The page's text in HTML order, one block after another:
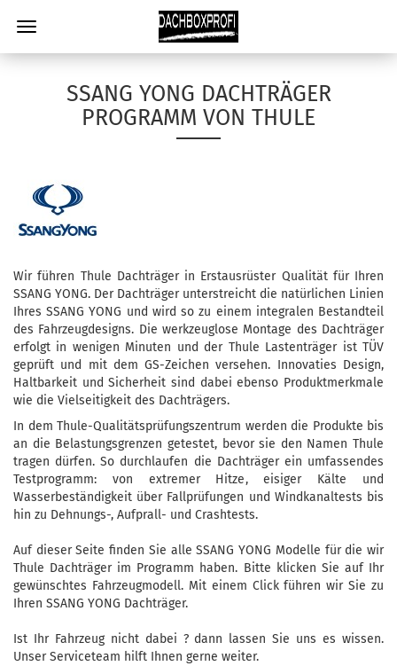
SSANG YONG DACHTRÄGER
PROGRAMM VON THULE
Wir führen Thule Dachträger in Erstausrüster Qualität für Ihren
SSANG YONG. Der Dachträger unterstreicht die natürlichen Linien
Ihres SSANG YONG und wird so zu einem integralen Bestandteil
des Fahrzeugdesigns. Die werkzeuglose Montage des Dachträger
erfolgt in wenigen Minuten und der Thule Lastenträger ist TÜV
geprüft und mit dem GS-Zeichen versehen. Innovaties Design,
Haltbarkeit und Sicherheit sind dabei ebenso Produktmerkmale
wie die Vielseitigkeit des Dachträgers.
In dem Thule-Qualitätsprüfungszentrum werden die Produkte bis
an die Belastungsgrenzen getestet, bevor sie den Namen Thule
tragen dürfen. So durchlaufen die Dachträger ein umfassendes
Testprogramm: von extremer Hitze, eisiger Kälte und
Wasserbeständigkeit über Fallprüfungen und Windkanaltests bis
hin zu Dehnungs-, Aufprall- und Crashtests.
Auf dieser Seite finden Sie alle SSANG YONG Modelle für die wir
Thule Dachträger im Programm haben. Bitte klicken Sie auf Ihr
gewünschtes Fahrzeugmodell. Mit einem Click führen wir Sie zu
Ihren SSANG YONG Dachträger.
Ist Ihr Fahrzeug nicht dabei ? dann lassen Sie uns es wissen.
Unser Serviceteam hilft Ihnen gerne weiter.